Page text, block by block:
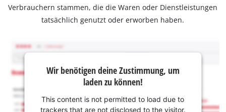
Verbrauchern stammen, die die Waren oder Dienstleistungen
tatsächlich genutzt oder erworben haben.
Wir benötigen deine Zustimmung, um
laden zu können!
This content is not permitted to load due to
trackers that are not disclosed to the visitor.